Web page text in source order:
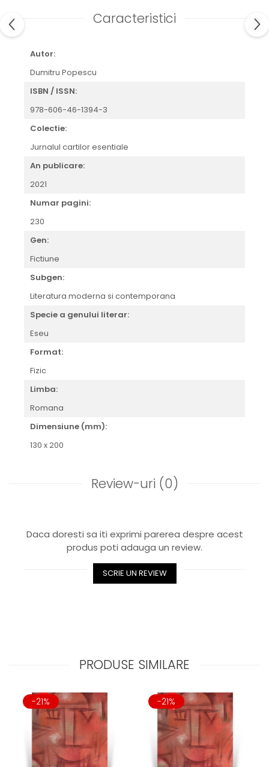
Caracteristici
Autor:
Dumitru Popescu
ISBN / ISSN:
978-606-46-1394-3
Colectie:
Jurnalul cartilor esentiale
An publicare:
2021
Numar pagini:
230
Gen:
Fictiune
Subgen:
Literatura moderna si contemporana
Specie a genului literar:
Eseu
Format:
Fizic
Limba:
Romana
Dimensiune (mm):
130 x 200
Review-uri (0)
Daca doresti sa iti exprimi parerea despre acest
produs poti adauga un review.
SCRIE UN REVIEW
PRODUSE SIMILARE
-21% -21%